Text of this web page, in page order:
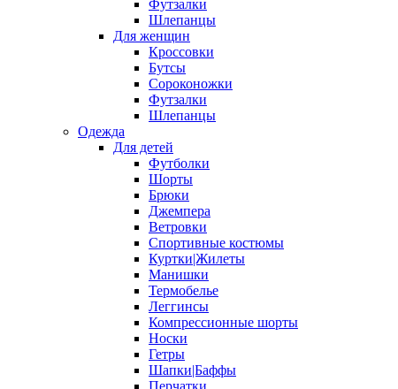
Футзалки
Шлепанцы
Для женщин
Кроссовки
Бутсы
Сороконожки
Футзалки
Шлепанцы
Одежда
Для детей
Футболки
Шорты
Брюки
Джемпера
Ветровки
Спортивные костюмы
Куртки|Жилеты
Манишки
Термобелье
Леггинсы
Компрессионные шорты
Носки
Гетры
Шапки|Баффы
Перчатки